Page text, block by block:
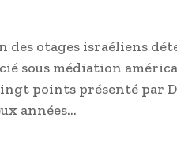
des otages israéliens
sous médiation
points présenté par
années…